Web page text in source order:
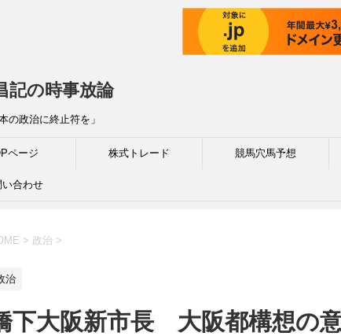
記の時事放論
の政治に終止符を」
ページ 株式トレード 競馬穴馬予想
い合わせ
> 政治 >
治
下大阪新市長 大阪都構想の